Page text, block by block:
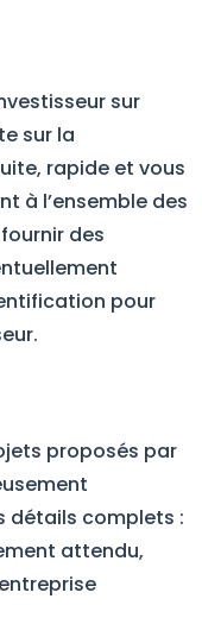
sur
sur la
rapide et vous
à l’ensemble des
des
pour
proposés par
détails complets :
attendu,